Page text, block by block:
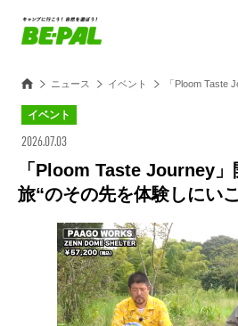
ニュース イベント 「Ploom Taste
イベント
2026.07.03
「Ploom Taste Journey」
旅“のその先を体験しにい